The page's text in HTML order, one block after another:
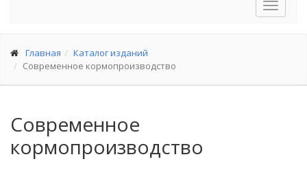
Toggle
Главная
Каталог изданий
Современное кормопроизводство
Современное
кормопроизводство